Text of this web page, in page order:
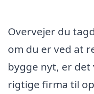
Overvejer du
om du er ved at
bygge nyt, er
rigtige firma til